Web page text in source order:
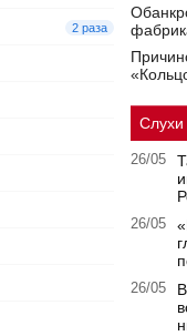
2 раза
Слухи
26/05
26/05
26/05